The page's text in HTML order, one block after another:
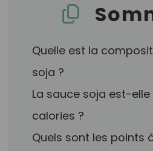
Quelle est la
soja ?
La sauce soja est-elle
calories ?
Quels sont les points